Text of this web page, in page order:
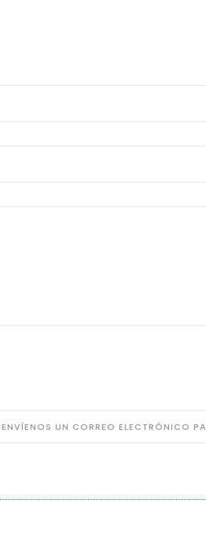
UN CORREO ELECTRÓNICO